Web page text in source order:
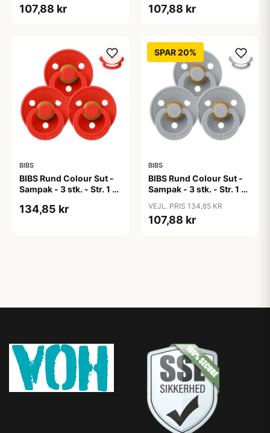
107,88 kr 107,88 kr
BIBS
BIBS Rund Colour Sut -
Sampak - 3 stk. - Str. 1 -
134,85 kr
SPAR 20%
BIBS
BIBS Rund Colour Sut -
Sampak - 3 stk. - Str. 1 -
VEJL. PRIS 134,85 KR
107,88 kr